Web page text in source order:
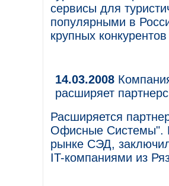
сервисы для
популярными в
крупных
14.03.2008
расширяет
Расширяется
Офисные Системы".
рынке СЭД,
IT-компаниями из